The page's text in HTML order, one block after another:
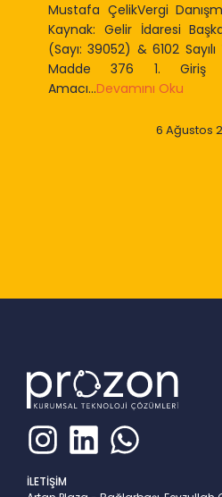
Mustafa ÇelikVergi
Kaynak: Gelir İdaresi
(Sayı: 39052) & 6102
Madde 376 1. Giriş
Amacı...Devamını Oku
6 Ağustos
İLETİŞİM